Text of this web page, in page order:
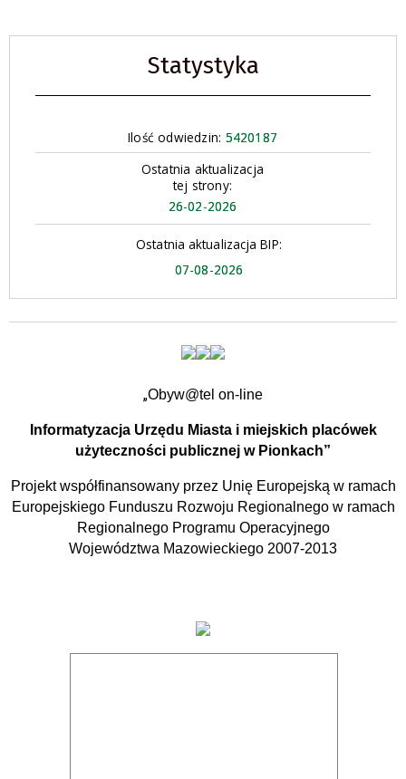
Statystyka
Ilość odwiedzin: 5420187
Ostatnia aktualizacja
tej strony:
26-02-2026
Ostatnia aktualizacja BIP:
07-08-2026
„Obyw@tel on-line
Informatyzacja Urzędu Miasta i miejskich placówek
użyteczności publicznej w Pionkach”
Projekt współfinansowany przez Unię Europejską w ramach
Europejskiego Funduszu Rozwoju Regionalnego w ramach
Regionalnego Programu Operacyjnego
Województwa Mazowieckiego 2007-2013